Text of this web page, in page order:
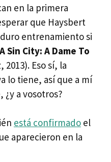
en la primera
que Haysbert
entrenamiento si
A Sin City: A Dame To
2013). Eso sí, la
lo tiene, así que a mí
¿y a vosotros?
está confirmado el
aparecieron en la